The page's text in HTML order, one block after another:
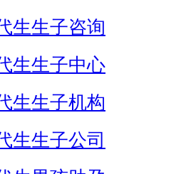
生生子咨询
生生子中心
生生子机构
生生子公司